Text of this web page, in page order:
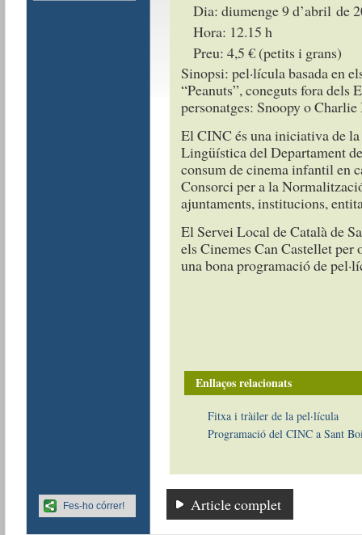
Dia: diumenge 9 d’abril de
Hora: 12.15 h
Preu: 4,5 € (petits i grans)
Sinopsi: pel·lícula basada en
“Peanuts”, coneguts fora dels
personatges: Snoopy o
El CINC és una iniciativa de
Lingüística del Departament
consum de cinema infantil en
Consorci per a la
ajuntaments, institucions,
El Servei Local de Català de
els Cinemes Can Castellet
una bona programació de
Enllaços relacionats
Fitxa i tràiler de la pel·lícula
Programació del CINC a Sant
Article complet
Fes-ho córrer!